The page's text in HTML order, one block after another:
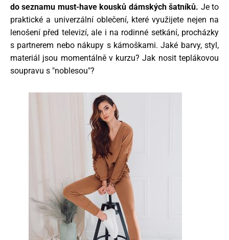
do seznamu must-have kousků dámských šatníků. Je to
praktické a univerzální oblečení, které využijete nejen na
lenošení před televizí, ale i na rodinné setkání, procházky
s partnerem nebo nákupy s kámoškami. Jaké barvy, styl,
materiál jsou momentálně v kurzu? Jak nosit teplákovou
soupravu s "noblesou"?